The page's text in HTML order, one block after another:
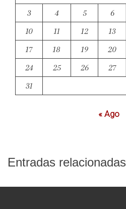
3
4 5 6
10
11 12 13
17
18 19 20
24
25 26 27
31
« Ago
Entradas relacionadas